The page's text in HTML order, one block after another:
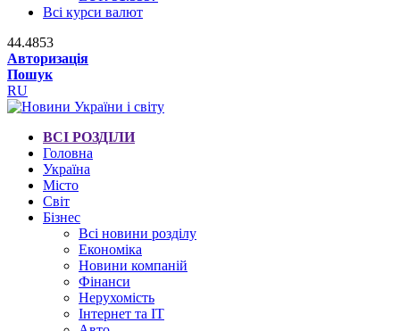
Всі курси валют
44.4853
Авторизація
Пошук
RU
ВСІ РОЗДІЛИ
Головна
Україна
Місто
Світ
Бізнес
Всі новини розділу
Економіка
Новини компаній
Фінанси
Нерухомість
Інтернет та IT